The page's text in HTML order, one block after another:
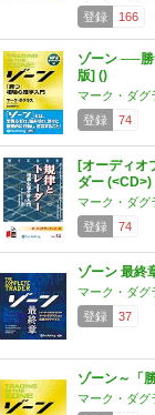
登録
166
ゾーン ──
版] ()
マーク・ダグ
登録
74
[オーディオ
ダー (<CD>)
マーク・ダグ
登録
74
ゾーン 最終
マーク・ダグ
登録
37
ゾーン～「
マーク・ダグ